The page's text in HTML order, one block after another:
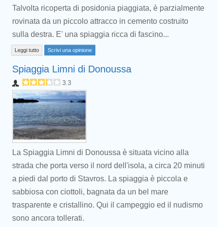
Talvolta ricoperta di posidonia piaggiata, è parzialmente
rovinata da un piccolo attracco in cemento costruito
sulla destra. E' una spiaggia ricca di fascino...
Leggi tutto Scrivi una opinione
Spiaggia Limni di Donoussa
3.3
La Spiaggia Limni di Donoussa è situata vicino alla
strada che porta verso il nord dell'isola, a circa 20 minuti
a piedi dal porto di Stavros. La spiaggia è piccola e
sabbiosa con ciottoli, bagnata da un bel mare
trasparente e cristallino. Qui il campeggio ed il nudismo
sono ancora tollerati.